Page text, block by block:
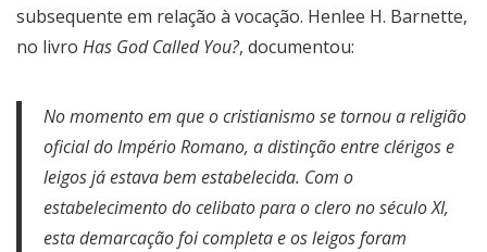
subsequente em relação à vocação. Henlee H. Barnette,
no livro Has God Called You?, documentou:
No momento em que o cristianismo se tornou a religião
oficial do Império Romano, a distinção entre clérigos e
leigos já estava bem estabelecida. Com o
estabelecimento do celibato para o clero no século XI,
esta demarcação foi completa e os leigos foram